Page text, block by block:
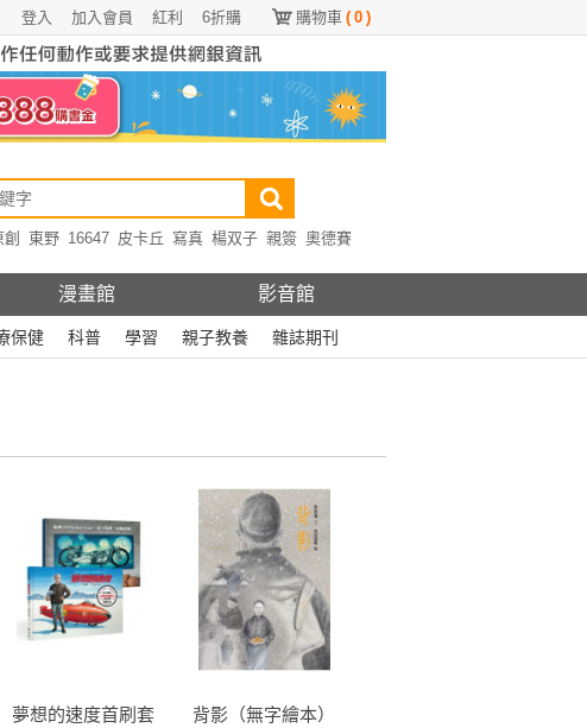
購物車 ( 0 )
6折購
紅利
加入會員
登入
創 東野 16647 皮卡丘 寫真 楊双子 親簽 奧德賽
漫畫館 影音館
保健 科普 學習 親子教養 雜誌期刊
夢想的速度首刷套
背影（無字繪本）